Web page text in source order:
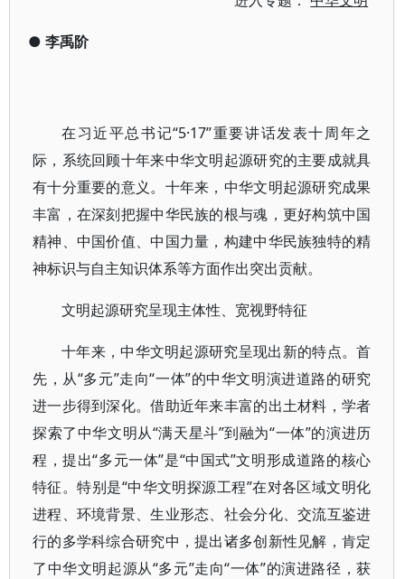
● 李禹阶
在习近平总书记“5·17”重要讲话发表十周年之
际，系统回顾十年来中华文明起源研究的主要成就具
有十分重要的意义。十年来，中华文明起源研究成果
丰富，在深刻把握中华民族的根与魂，更好构筑中国
精神、中国价值、中国力量，构建中华民族独特的精
神标识与自主知识体系等方面作出突出贡献。
文明起源研究呈现主体性、宽视野特征
十年来，中华文明起源研究呈现出新的特点。首
先，从“多元”走向“一体”的中华文明演进道路的研究
进一步得到深化。借助近年来丰富的出土材料，学者
探索了中华文明从“满天星斗”到融为“一体”的演进历
程，提出“多元一体”是“中国式”文明形成道路的核心
特征。特别是“中华文明探源工程”在对各区域文明化
进程、环境背景、生业形态、社会分化、交流互鉴进
行的多学科综合研究中，提出诸多创新性见解，肯定
了中华文明起源从“多元”走向“一体”的演进路径，获